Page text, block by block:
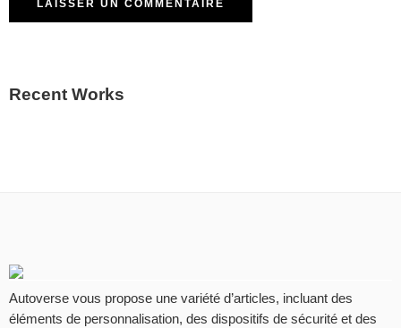
Recent Works
Autoverse vous propose une variété d’articles, incluant des
éléments de personnalisation, des dispositifs de sécurité et des